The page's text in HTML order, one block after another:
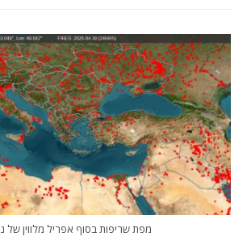
מפת שריפות בסוף אפריל מלווין של